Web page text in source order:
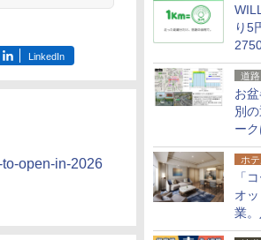
り5
た
道路
お
別
ー
14
ホ
「
オ
業。
ト
LinkedIn
open-in-2026